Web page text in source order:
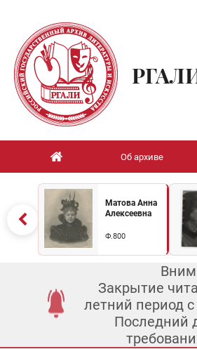
Об архиве
Матова Анна
Алексеевна
Ф.800
Закрытие
летний период с
Последний